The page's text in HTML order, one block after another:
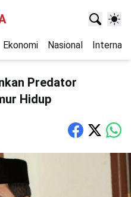
Ekonomi Nasional
Predator
Hidup